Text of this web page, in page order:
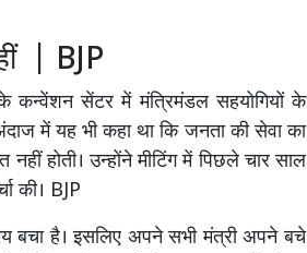
| BJP
के कन्वेंशन सेंटर में मंत्रिमंडल सहयोगियों के
में यह भी कहा था कि जनता की सेवा का
होती। उन्होंने मीटिंग में पिछले चार साल
की। BJP
बचा है। इसलिए अपने सभी मंत्री अपने बचे